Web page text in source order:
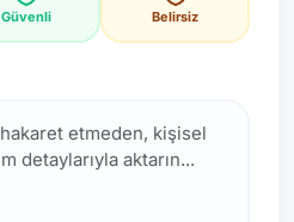
Güvenli Belirsiz